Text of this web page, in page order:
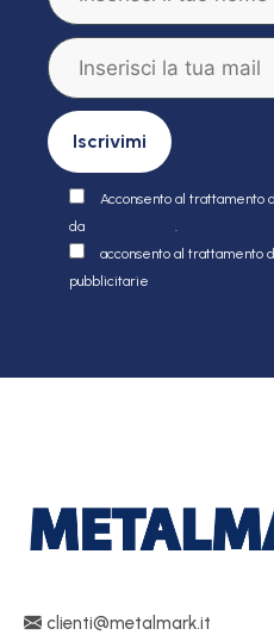
Acconsento al trattamento
da
.
acconsento al trattamento
pubblicitarie
clienti@metalmark.it